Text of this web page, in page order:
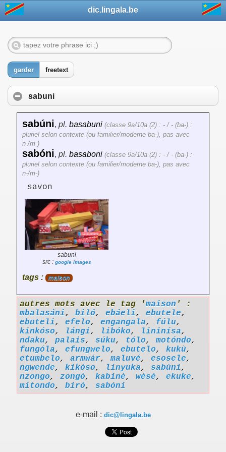
dic.lingala.be
garder freetext
sabuni
sabúni, pl. basabuni (classe 9a/10a (2) : - / - (ba-) :
pluriel selon contexte (ou familier/moderne ba-), pas avec
n-/m-)
sabóni, pl. basaboni (classe 9a/10a (2) : - / - (ba-) :
pluriel selon contexte (ou familier/moderne ba-), pas avec
n-/m-)
savon
sabuni
src : google images
tags : maison
autres mots avec le tag 'maison ' :
mbalasáni, biló, ebáeli, ebutele,
ebuteli, efelo, engangala, fúlu,
kinkóso, lángi, libóko, lininísa,
ndaku, palais, súku, tólo,motóndo,
fungóla, efungwelo, ebutelo, kukù,
etumbelo, armwár,maluvé, esosele,
ngwende, kikóso, linyuka, sabúni,
nzongo, zongó, kabiné, wésé, ekuke,
mitondo, biró, sabóni
e-mail : dic@lingala.be